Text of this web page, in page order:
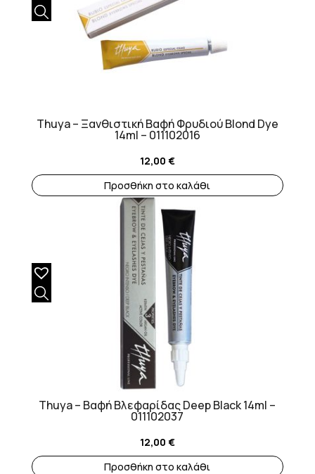
Thuya – Ξανθιστική Βαφή Φρυδιού Blond Dye
14ml – 011102016
12,00 €
Προσθήκη στο καλάθι
Thuya – Βαφή Βλεφαρίδας Deep Black 14ml –
011102037
12,00 €
Προσθήκη στο καλάθι